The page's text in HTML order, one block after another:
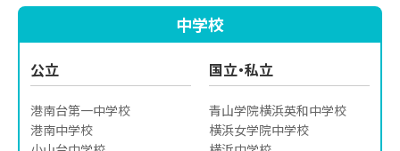
市立みなと総合高等学校
横浜緑ヶ丘高等学校
市立戸塚高等学校
舞岡高等学校
横浜清陵高等学校
清泉女学院高等学校
聖和学院高等学校
青山学院横浜英和高等学校
藤嶺学園藤沢高等学校
日本大学藤沢高等学校
法政大学第二高等学校
鎌倉学園高等学校
鎌倉女学院高等学校
中学校
公立
港南台第一中学校
港南中学校
国立・私立
青山学院横浜英和中学校
横浜女学院中学校